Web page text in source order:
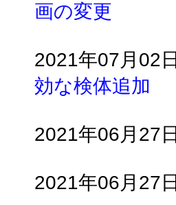
画の変更
2021年07月02日
効な検体追加
2021年06月27日
2021年06月27日